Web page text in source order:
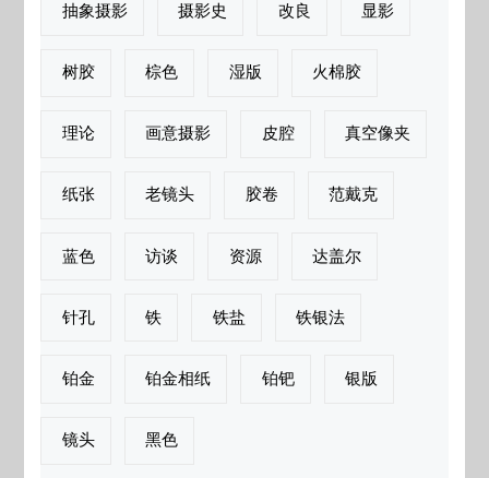
抽象摄影 摄影史 改良 显影
树胶 棕色 湿版 火棉胶
理论 画意摄影 皮腔 真空像夹
纸张 老镜头 胶卷 范戴克
蓝色 访谈 资源 达盖尔
针孔 铁 铁盐 铁银法
铂金 铂金相纸 铂钯 银版
镜头 黑色